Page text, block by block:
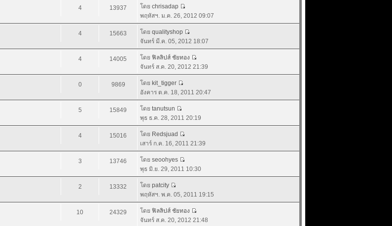
4 13937 โดย chrisadap
พฤหัสฯ. ม.ค. 26, 2012 09:07
4 15663 โดย qualityshop
จันทร์ มี.ค. 05, 2012 18:07
4 14005 โดย ฟิลลิปส์ ชัยทอง
จันทร์ ส.ค. 20, 2012 21:39
0 9869 โดย kit_tigger
อังคาร ต.ค. 18, 2011 20:47
5 15849 โดย tanutsun
พุธ ธ.ค. 28, 2011 20:19
4 15016 โดย Redsjuad
เสาร์ ก.ค. 16, 2011 21:39
3 13746 โดย seoohyes
พุธ มิ.ย. 29, 2011 10:30
2 13332 โดย patcity
พฤหัสฯ. พ.ค. 05, 2011 19:15
10 24329 โดย ฟิลลิปส์ ชัยทอง
จันทร์ ส.ค. 20, 2012 21:48